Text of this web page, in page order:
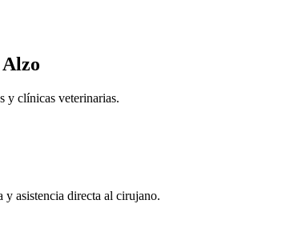
Alzo
y clínicas veterinarias.
asistencia directa al cirujano.